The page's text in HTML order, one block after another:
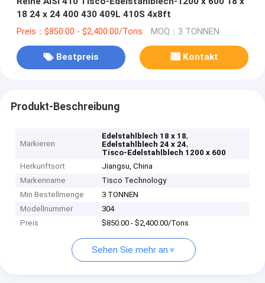
18 24 x 24 400 430 409L 410S 4x8ft
Preis：$850.00 - $2,400.00/Tons MOQ：3 TONNEN
Bestpreis Kontakt
Produkt-Beschreibung
Markieren
Edelstahlblech 18 x 18,
Edelstahlblech 24 x 24,
Tisco-Edelstahlblech 1200 x 600
Herkunftsort
Jiangsu, China
Markenname
Tisco Technology
Min Bestellmenge
3 TONNEN
Modellnummer
304
Preis
$850.00 - $2,400.00/Tons
Sehen Sie mehr an